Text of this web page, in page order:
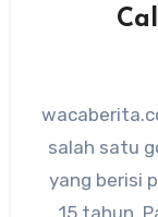
salah satu
yang berisi
15 tahun.